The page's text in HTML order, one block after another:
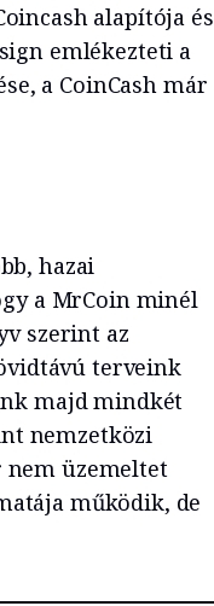
alapítója és
emlékezteti a
a CoinCash már
hazai
a MrCoin minél
szerint az
terveink
majd mindkét
nemzetközi
nem üzemeltet
működik, de